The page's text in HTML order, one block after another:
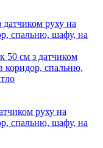
руху на
спальню, шафу, на